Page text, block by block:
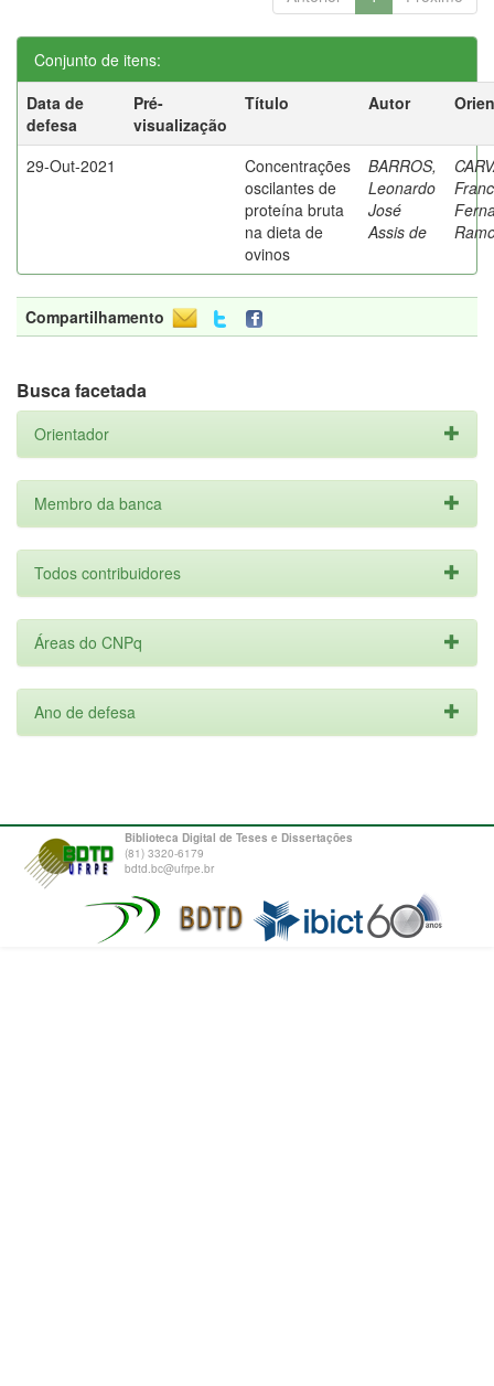
Conjunto de itens:
Data de
defesa
Pré-
visualização
Título Autor
29-Out-2021
Concentrações
oscilantes de
proteína bruta
na dieta de
ovinos
BARROS,
Leonardo
José
Assis de
Compartilhamento
Busca facetada
Orientador
Membro da banca
Todos contribuidores
Áreas do CNPq
Ano de defesa
Biblioteca Digital de Teses e Dissertações
(81) 3320-6179
bdtd.bc@ufrpe.br